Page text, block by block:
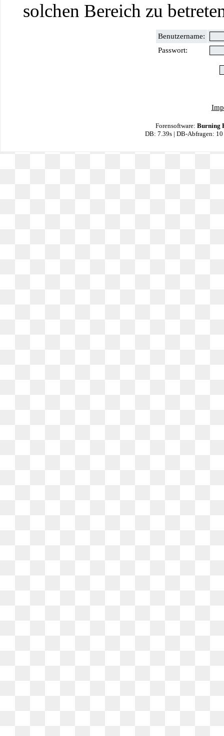
solchen Bereich zu
Benutzername:
Passwort:
Forensoftware: Burning
DB: 7.39s | DB-Abfragen: